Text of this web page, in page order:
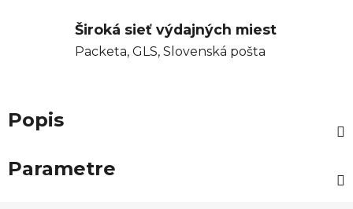
Široká sieť výdajných miest
Packeta, GLS, Slovenská pošta
Popis
Parametre